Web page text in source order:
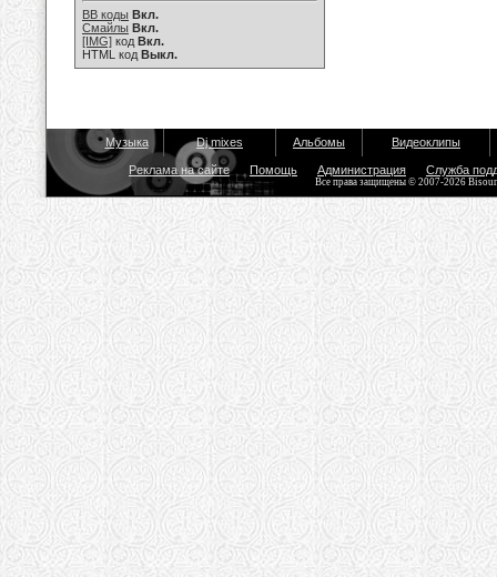
BB коды Вкл.
Смайлы Вкл.
[IMG] код Вкл.
HTML код Выкл.
Музыка Dj mixes Альбомы Видеоклипы
Реклама на сайте Помощь Администрация Служба
Все права защищены © 2007-2026